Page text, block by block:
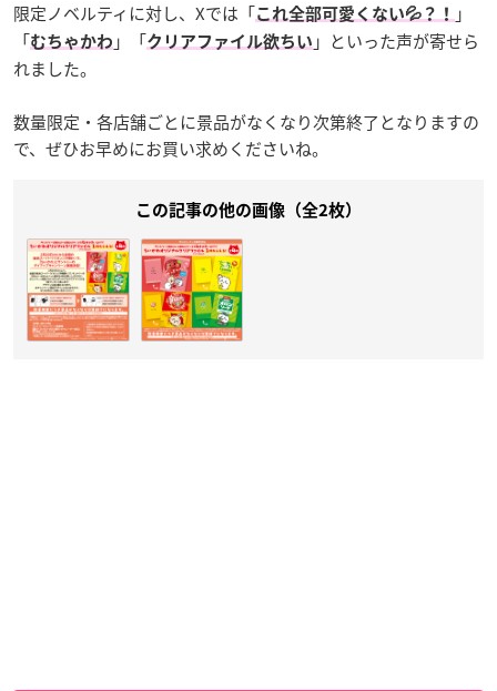
限定ノベルティに対し、Xでは「これ全部可愛くない💦？！
」
「むちゃかわ 」「クリアファイル欲ちい 」といった声が寄せら
れました。
数量限定・各店舗ごとに景品がなくなり次第終了となりますの
で、ぜひお早めにお買い求めくださいね。
この記事の他の画像（全2枚）